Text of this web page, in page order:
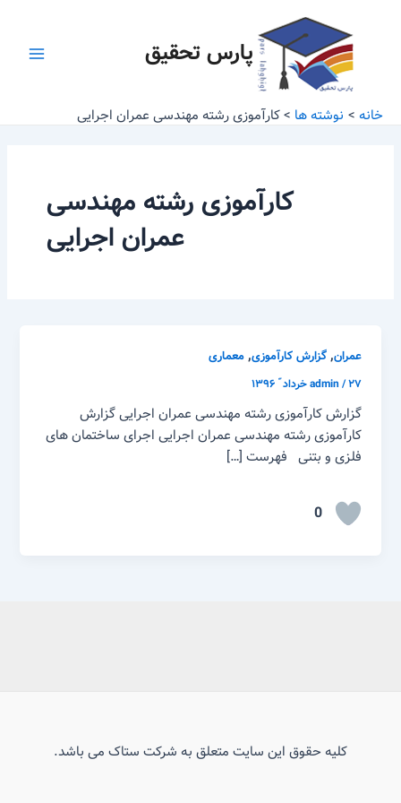
پارس تحقیق
خانه نوشته ها کارآموزی رشته مهندسی عمران اجرایی
کارآموزی رشته مهندسی
عمران اجرایی
عمران,گزارش کارآموزی,معماری
admin/۲۷ خرداد ّ ۱۳۹۶
گزارش کارآموزی رشته مهندسی عمران اجرایی گزارش
کارآموزی رشته مهندسی عمران اجرایی اجرای ساختمان های
فلزی و بتنی فهرست […]
0
کلیه حقوق این سایت متعلق به شرکت ستاک می باشد.